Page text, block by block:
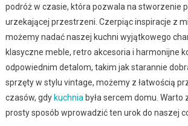
podróż w czasie, która pozwala na stworzenie
urzekającej przestrzeni. Czerpiąc inspiracje z
możemy nadać naszej kuchni wyjątkowego
klasyczne meble, retro akcesoria i harmonijne
odpowiednim detalom, takim jak starannie
sprzęty w stylu vintage, możemy z łatwością
czasów, gdy kuchnia była sercem domu. Warto
prosty sposób wprowadzić ten urok do naszej